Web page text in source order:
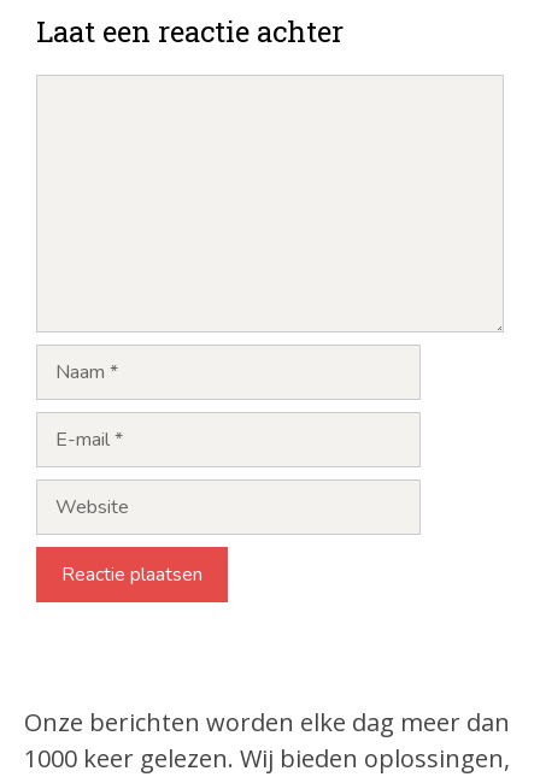
Laat een reactie achter
Naam
mail
Website
Onze berichten worden elke dag meer dan
1000 keer gelezen. Wij bieden oplossingen,